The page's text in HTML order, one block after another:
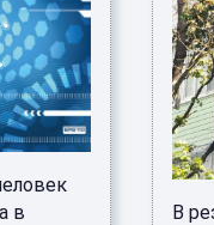
в
В